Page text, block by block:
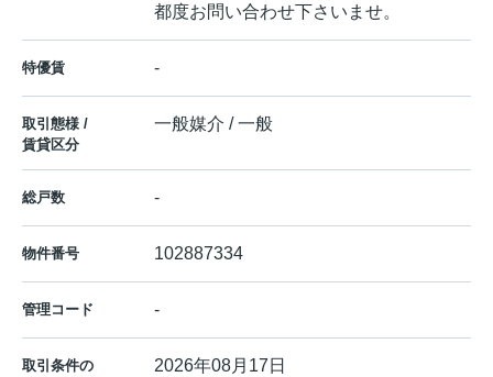
都度お問い合わせ下さいませ。
特優賃 -
取引態様 /
賃貸区分
一般媒介 / 一般
総戸数 -
物件番号 102887334
管理コード -
取引条件の
2026年08月17日